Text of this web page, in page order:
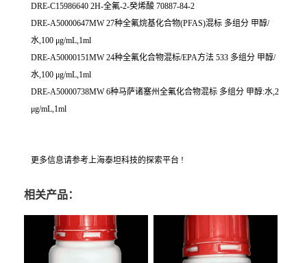
DRE-C15986640 2H-全氟-2-癸烯酸 70887-84-2
DRE-A50000647MW 27种全氟烷基化合物(PFAS)混标 多组分 甲醇/
水,100 μg/mL,1ml
DRE-A50000151MW 24种全氟化合物混标/EPA方法 533 多组分 甲醇/
水,100 μg/mL,1ml
DRE-A50000738MW 6种马萨诸塞州全氟化合物混标 多组分 甲醇:水,2
μg/mL,1ml
更多信息请参考上海泰坦科技的探索平台 !
相关产品：